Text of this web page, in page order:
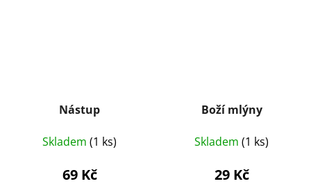
Nástup
Skladem (1 ks)
69 Kč
Boží mlýny
Skladem (1 ks)
29 Kč